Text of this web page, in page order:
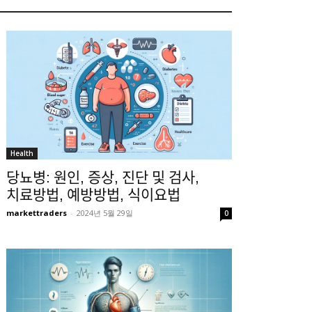
Health
당뇨병: 원인, 증상, 진단 및 검사,
치료방법, 예방방법, 식이요법
markettraders - 2024년 5월 29일 0